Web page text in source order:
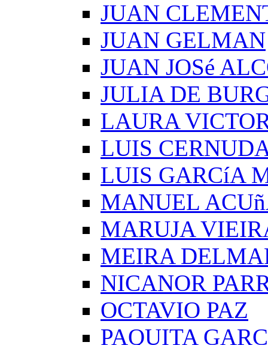
JUAN
JUAN GELMAN
JUAN JOSé
JULIA DE
LAURA
LUIS
LUIS GARCíA
MANUEL
MARUJA
MEIRA
NICANOR
OCTAVIO PAZ
PAQUITA